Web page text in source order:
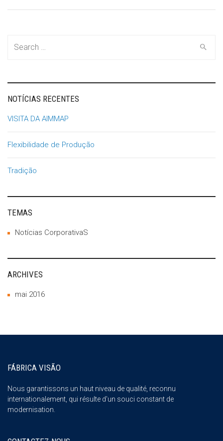
NOTÍCIAS RECENTES
VISITA DA AIMMAP
Flexibilidade de Produção
Tradição
TEMAS
Notícias CorporativaS
ARCHIVES
mai 2016
FÁBRICA VISÃO
Nous garantissons un haut niveau de qualité, reconnu
internationalement, qui résulte d'un souci constant de
modernisation.